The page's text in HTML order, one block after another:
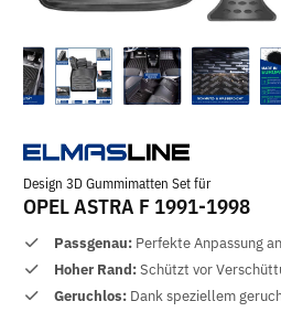
Design 3D Gummimatten Set für
OPEL ASTRA F 1991-1998
Passgenau: Perfekte Anpassung
Hoher Rand:Schützt vor
Geruchlos: Dank speziellem